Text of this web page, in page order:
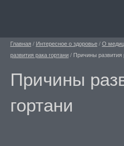
Главная / Интересное о здоровье/О
развития рака гортани/ Причины развития
Причины
гортани